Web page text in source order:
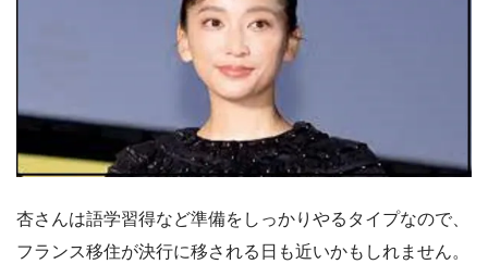
杏さんは語学習得など準備をしっかりやるタイプなので、
フランス移住が決行に移される日も近いかもしれません。